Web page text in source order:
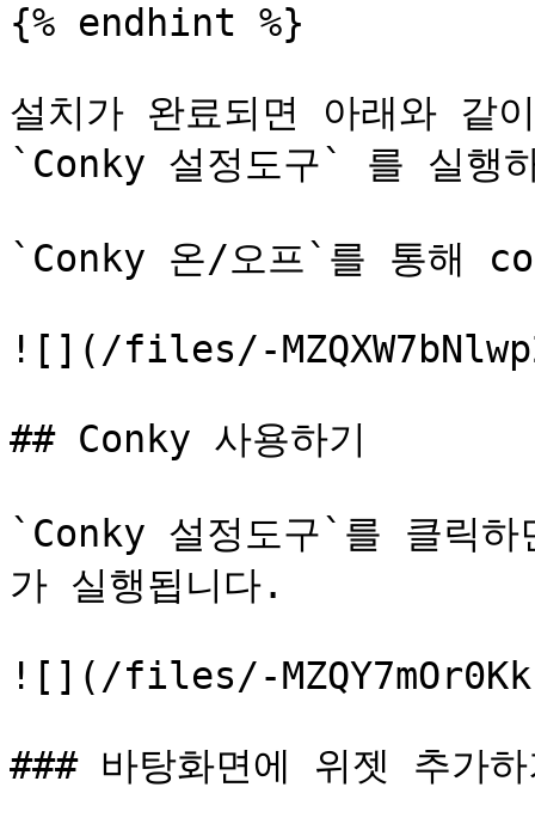
{% endhint %}
설치가 완료되면 아래와 같
`Conky 설정도구` 를 실행
`Conky 온/오프`를 통해
![](/files/-
## Conky 사용하기
`Conky 설정도구`를 클릭
가 실행됩니다.
![](/files/-
### 바탕화면에 위젯 추가하